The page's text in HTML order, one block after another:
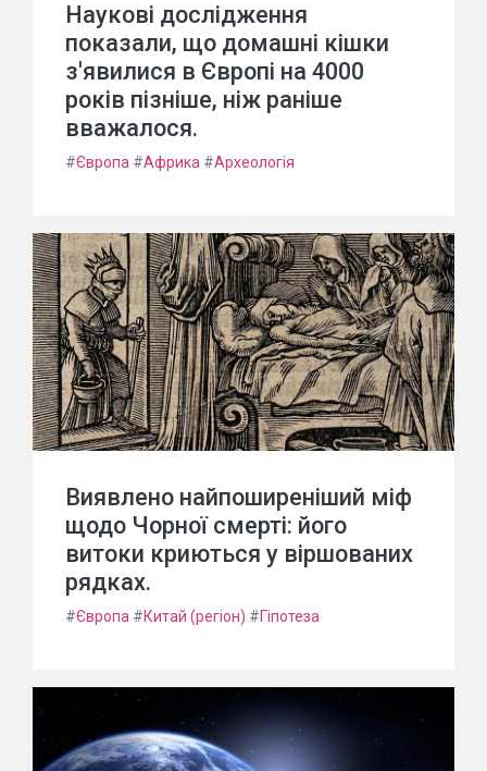
Наукові дослідження
показали, що домашні кішки
з'явилися в Європі на 4000
років пізніше, ніж раніше
вважалося.
#Європа #Африка #Археологія
Виявлено найпоширеніший міф
щодо Чорної смерті: його
витоки криються у віршованих
рядках.
#Європа #Китай (регіон) #Гіпотеза